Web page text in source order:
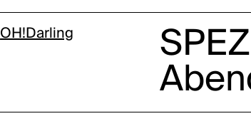
OH!Darling